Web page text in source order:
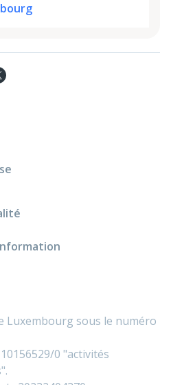
Luxembourg sous le numéro
0 "activités